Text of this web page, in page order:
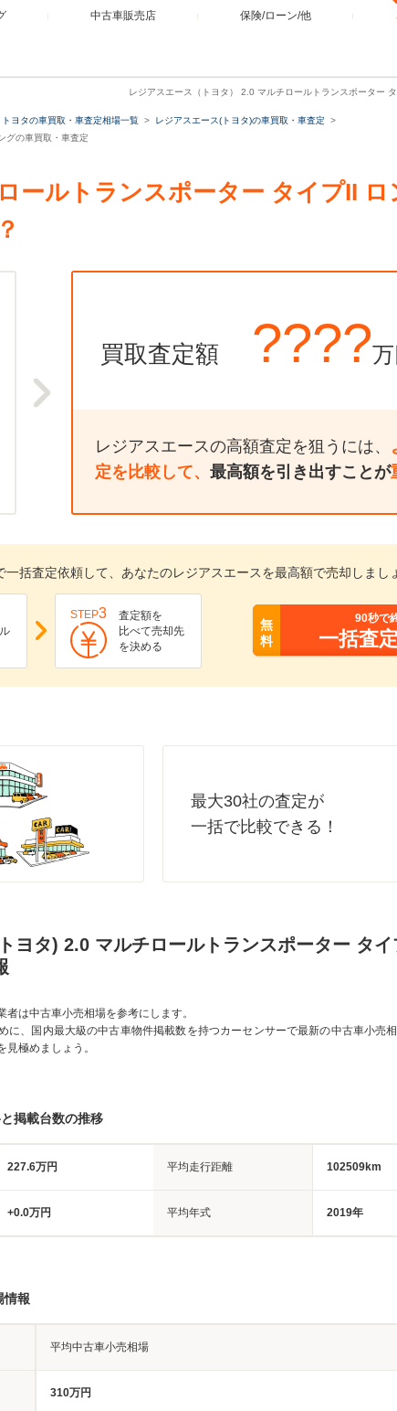
中古車販売店 保険/ローン/他
レジアスエース（トヨタ） 2.0 マルチロールトランスポーター
トヨタの車買取・車査定相場一覧
レジアスエース(トヨタ)の車買取・車査定
グの車買取・車査定
ールトランスポーター タイプII ロ
買取査定額 ????万
レジアスエースの高額査定を狙うには、
定を比較して、 最高額を引き出すことが
括査定依頼して、あなたのレジアスエースを最高額で売却しまし
STEP3
査定額を
比べて売却先
を決める
無
料
90秒で
一括査
最大30社の査定が
一括で比較できる！
ヨタ) 2.0 マルチロールトランスポーター タ
は中古車小売相場を参考にします。
に、国内最大級の中古車物件掲載数を持つカーセンサーで最新の中古車小売相
極めましょう。
掲載台数の推移
227.6万円 平均走行距離 102509km
+0.0万円 平均年式 2019年
情報
平均中古車小売相場
310万円